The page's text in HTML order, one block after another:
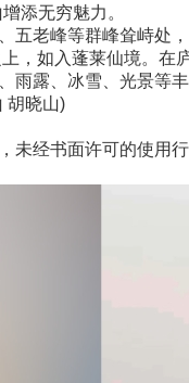
添无穷魅力。
老峰等群峰耸峙处
，如入蓬莱仙境。在
露、冰雪、光景等丰
胡晓山)
未经书面许可的使用